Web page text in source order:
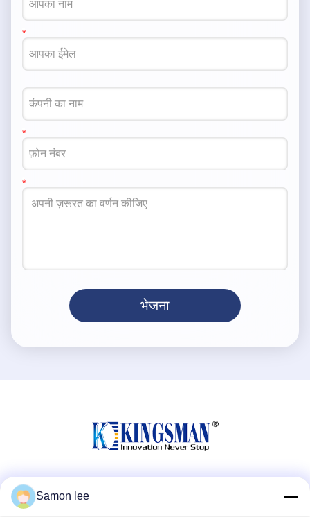
भेजना
Samon lee